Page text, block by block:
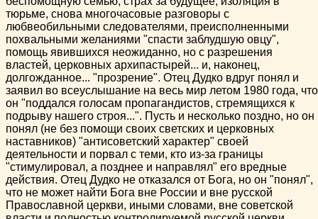
тюрьме, снова многочасовые разговоры с
любвеобильными следователями, преисполненными
похвальными желаниями "спасти заблудшую овцу",
помощь явившихся неожиданно, но с разрешения
властей, церковных архипастырей... и, наконец,
долгожданное... "прозрение". Отец Дудко вдруг понял и
заявил во всеуслышание на весь мир летом 1980 года, что
он "поддался голосам пропагандистов, стремящихся к
подрыву нашего строя...". Пусть и несколько поздно, но он
понял (не без помощи своих светских и церковных
наставников) "антисоветский характер" своей
деятельности и порвал с теми, кто из-за границы
"стимулировал, а позднее и направлял" его вредные
действия. Отец Дудко не отказался от Бога, но он "понял",
что не может найти Бога вне России и вне русской
Православной церкви, иными словами, вне советской